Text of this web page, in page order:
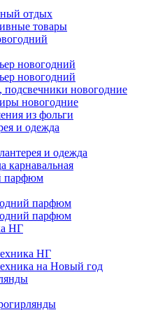
отдых
товары
новогодний
новогодний
подсвечники новогодние
новогодние
из фольги
и одежда
и одежда
карнавальная
парфюм
парфюм
парфюм
НГ
НГ
на Новый год